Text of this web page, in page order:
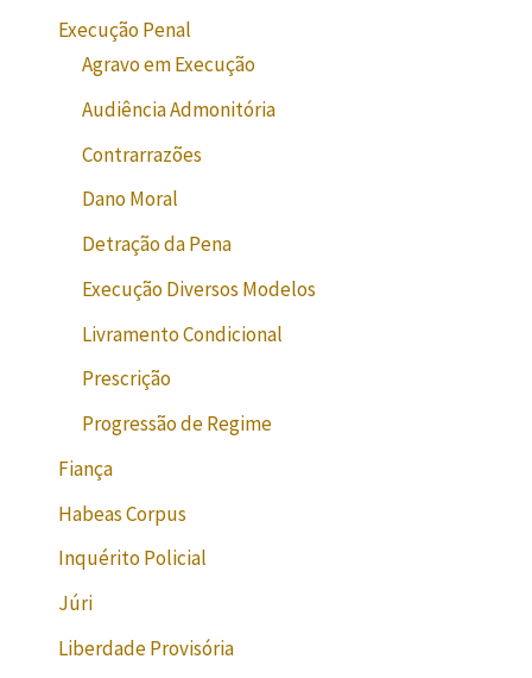
Execução Penal
Agravo em Execução
Audiência Admonitória
Contrarrazões
Dano Moral
Detração da Pena
Execução Diversos Modelos
Livramento Condicional
Prescrição
Progressão de Regime
Fiança
Habeas Corpus
Inquérito Policial
Júri
Liberdade Provisória